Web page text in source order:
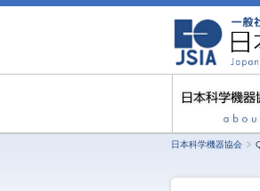
日本科学機器協会